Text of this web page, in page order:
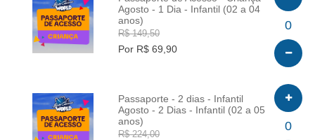
INFO
Agosto - 1 Dia - Infantil (02 a 04
anos)
R$ 149,50
Por R$ 69,90
0
INFO
Passaporte - 2 dias - Infantil
Agosto - 2 Dias - Infantil (02 a 05
anos)
R$ 224,00
0